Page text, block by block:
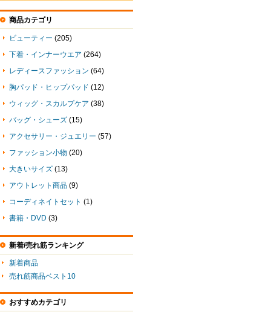
商品カテゴリ
ビューティー (205)
下着・インナーウエア (264)
レディースファッション (64)
胸パッド・ヒップパッド (12)
ウィッグ・スカルプケア (38)
バッグ・シューズ (15)
アクセサリー・ジュエリー (57)
ファッション小物 (20)
大きいサイズ (13)
アウトレット商品 (9)
コーディネイトセット (1)
書籍・DVD (3)
新着/売れ筋ランキング
新着商品
売れ筋商品ベスト10
おすすめカテゴリ